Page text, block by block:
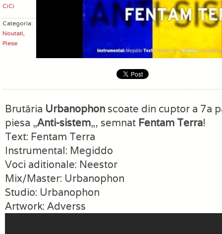
CiCi
Categoria:
Noutati,
Piese
Brutăria Urbanophon scoate din cuptor a 7a
piesa „Anti-sistem„, semnat Fentam Terra!
Text: Fentam Terra
Instrumental: Megiddo
Voci aditionale: Neestor
Mix/Master: Urbanophon
Studio: Urbanophon
Artwork: Adverss